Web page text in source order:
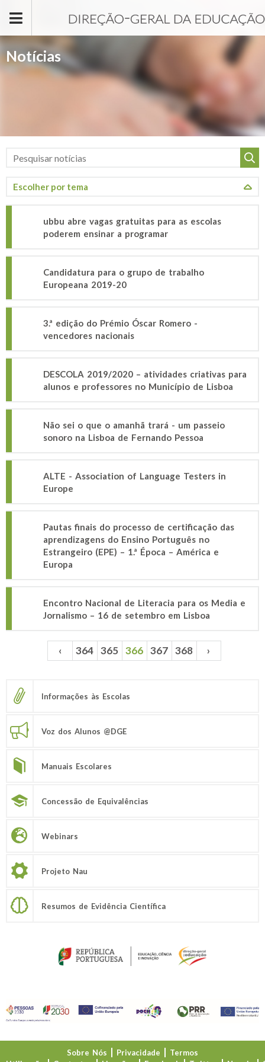
Notícias
ubbu abre vagas gratuitas para as escolas
poderem ensinar a programar
Candidatura para o grupo de trabalho
Europeana 2019-20
3.ª edição do Prémio Óscar Romero -
vencedores nacionais
DESCOLA 2019/2020 – atividades criativas para
alunos e professores no Município de Lisboa
Não sei o que o amanhã trará - um passeio
sonoro na Lisboa de Fernando Pessoa
ALTE - Association of Language Testers in
Europe
Pautas finais do processo de certificação das
aprendizagens do Ensino Português no
Estrangeiro (EPE) – 1.ª Época – América e
Europa
Encontro Nacional de Literacia para os Media e
Jornalismo – 16 de setembro em Lisboa
Páginas ‹ 364 365 366 367 368 ›
Informações às Escolas
Voz dos Alunos @DGE
Manuais Escolares
Concessão de Equivalências
Webinars
Projeto Nau
Resumos de Evidência Científica
Sobre Nós Privacidade
Termos